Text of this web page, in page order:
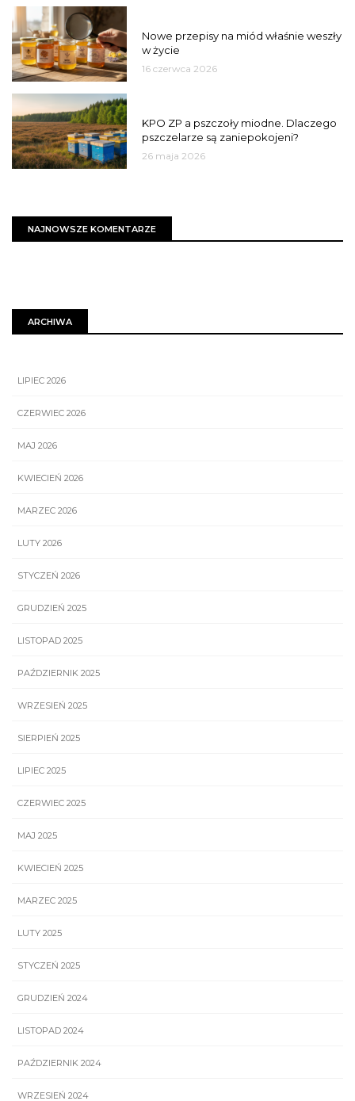
Nowe przepisy na miód właśnie weszły
w życie
16 czerwca 2026
KPO ZP a pszczoły miodne. Dlaczego
pszczelarze są zaniepokojeni?
26 maja 2026
NAJNOWSZE KOMENTARZE
ARCHIWA
LIPIEC 2026
CZERWIEC 2026
MAJ 2026
KWIECIEŃ 2026
MARZEC 2026
LUTY 2026
STYCZEŃ 2026
GRUDZIEŃ 2025
LISTOPAD 2025
PAŹDZIERNIK 2025
WRZESIEŃ 2025
SIERPIEŃ 2025
LIPIEC 2025
CZERWIEC 2025
MAJ 2025
KWIECIEŃ 2025
MARZEC 2025
LUTY 2025
STYCZEŃ 2025
GRUDZIEŃ 2024
LISTOPAD 2024
PAŹDZIERNIK 2024
WRZESIEŃ 2024